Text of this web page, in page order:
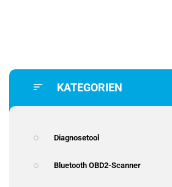
KATEGORIEN
Diagnosetool
Bluetooth OBD2-Scanner